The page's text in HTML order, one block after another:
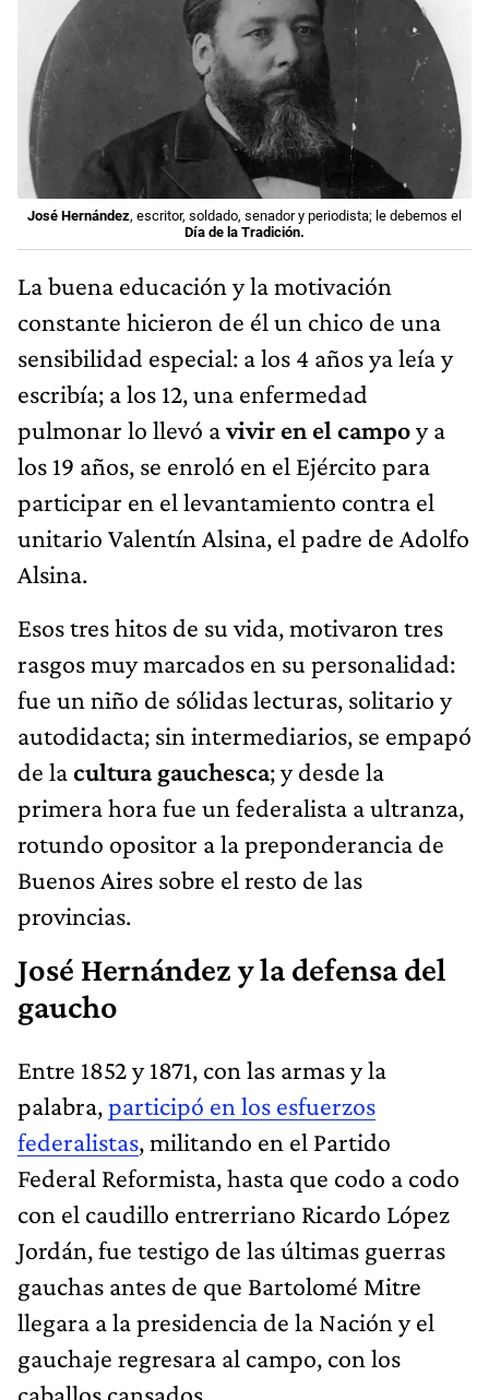
José Hernández, escritor, soldado, senador y periodista; le debemos el
Día de la Tradición.
La buena educación y la motivación
constante hicieron de él un chico de una
sensibilidad especial: a los 4 años ya leía y
escribía; a los 12, una enfermedad
pulmonar lo llevó avivir en el campoy a
los 19 años, se enroló en el Ejército para
participar en el levantamiento contra el
unitario Valentín Alsina, el padre de Adolfo
Alsina.
Esos tres hitos de su vida, motivaron tres
rasgos muy marcados en su personalidad:
fue un niño de sólidas lecturas, solitario y
autodidacta; sin intermediarios, se empapó
de lacultura gauchesca; y desde la
primera hora fue un federalista a ultranza,
rotundo opositor a la preponderancia de
Buenos Aires sobre el resto de las
provincias.
José Hernández y la defensa del
gaucho
Entre 1852 y 1871, con las armas y la
palabra,participó en los esfuerzos
federalistas, militando en el Partido
Federal Reformista, hasta que codo a codo
con el caudillo entrerriano Ricardo López
Jordán, fue testigo de las últimas guerras
gauchas antes de que Bartolomé Mitre
llegara a la presidencia de la Nación y el
gauchaje regresara al campo, con los
caballos cansados.